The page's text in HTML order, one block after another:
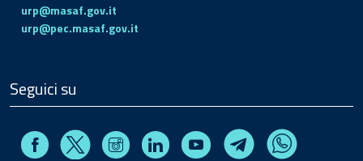
urp@masaf.gov.it
urp@pec.masaf.gov.it
Seguici su
FacebookX InstagramLinkedin Youtube TelegramWhatsapp